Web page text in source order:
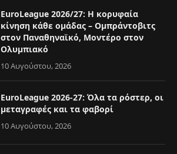
EuroLeague 2026/27: Η κορυφαία
κίνηση κάθε ομάδας – Ομπράντοβιτς
στον Παναθηναϊκό, Μοντέρο στον
Ολυμπιακό
10 Αυγούστου, 2026
EuroLeague 2026-27: Όλα τα ρόστερ, οι
μεταγραφές και τα φαβορί
10 Αυγούστου, 2026